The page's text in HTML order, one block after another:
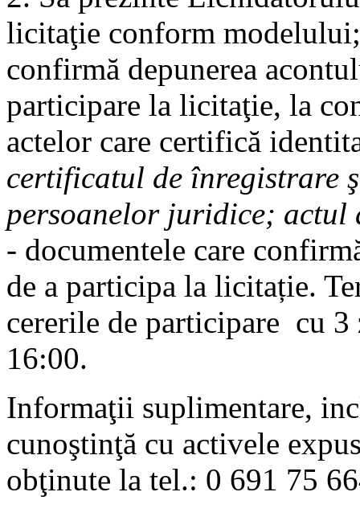
licitaţie conform
confirmă depunerea
participare la licitaţie, la
actelor care certifică
certificatul de înregistrare
persoanelor juridice; actul
- documentele care
de a participa la licitație.
cererile de participare cu
16:00.
Informaţii suplimentare,
cunoştinţă cu activele
obţinute la tel.: 0 691 75